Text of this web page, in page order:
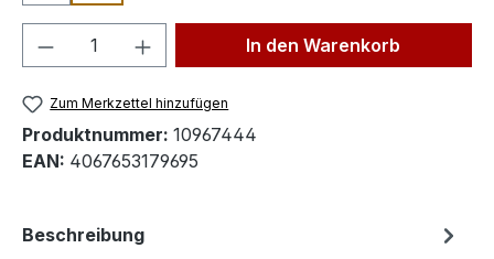
Produkt Anzahl: Gib denIn den Warenkorb
Zum Merkzettel hinzufügen
Produktnummer: 10967444
EAN: 4067653179695
Beschreibung